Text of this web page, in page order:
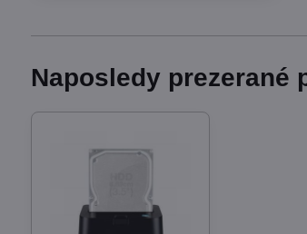
Naposledy prezerané